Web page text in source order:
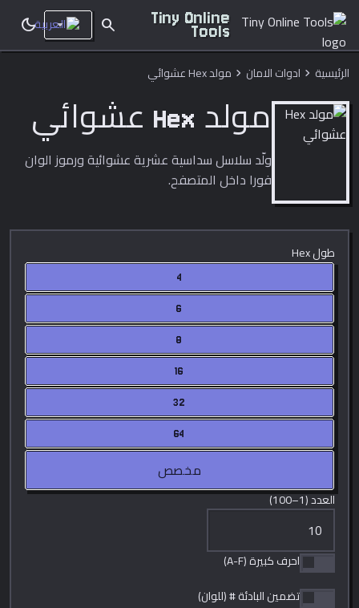
Tiny Online
Tools
search
dark_mode
الرئيسية chevron_right ادوات الامان chevron_right مولد Hex عشوائي
مولد Hex عشوائي
ولّد سلاسل سداسية عشرية عشوائية ورموز الوان
فورا داخل المتصفح.
طول Hex
4
6
8
16
32
64
مخصص
العدد (1–100)
احرف كبيرة (A-F)
تضمين البادئة # (للوان)